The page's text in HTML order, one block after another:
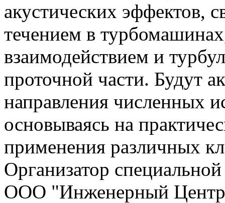
акустических эффектов,
течением в
взаимодействием и
проточной части. Будут
направления численных
основываясь на
применения различных
Организатор
ООО "Инженерный Центр